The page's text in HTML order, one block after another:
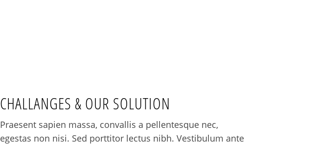
CHALLANGES & OUR SOLUTION
Praesent sapien massa, convallis a pellentesque nec,
egestas non nisi. Sed porttitor lectus nibh. Vestibulum ante